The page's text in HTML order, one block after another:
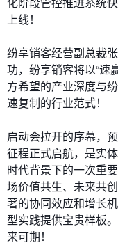
上线！
纷享销客经营副总裁
功，纷享销客将以“速
方希望的产业深度与
速复制的行业范式！
启动会拉开的序幕，
征程正式启航，是实
时代背景下的一次重
场价值共生、未来共
著的协同效应和增长
型实践提供宝贵样板
来可期！